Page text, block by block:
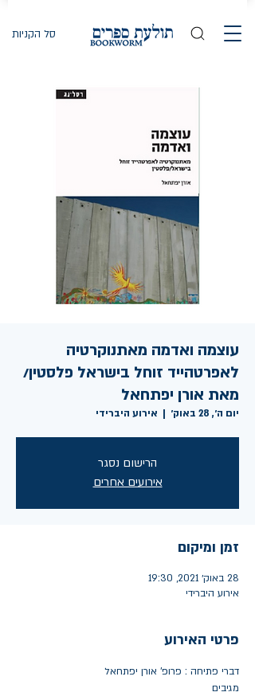
סל הקניות
עוצמה ואדמה מאתנוקרטיה
לאפרטהייד זוחל בישראל פלסטין/
מאת אורן יפתחאל
יום ה׳, 28 באוק׳
  |
אירוע היברידי
הרישום נסגר
אירועים אחרים
זמן ומיקום
28 באוק׳ 2021, 19:30
אירוע היברידי
פרטי האירוע
דברי פתיחה : פרופ' אורן יפתחאל
מגיבים